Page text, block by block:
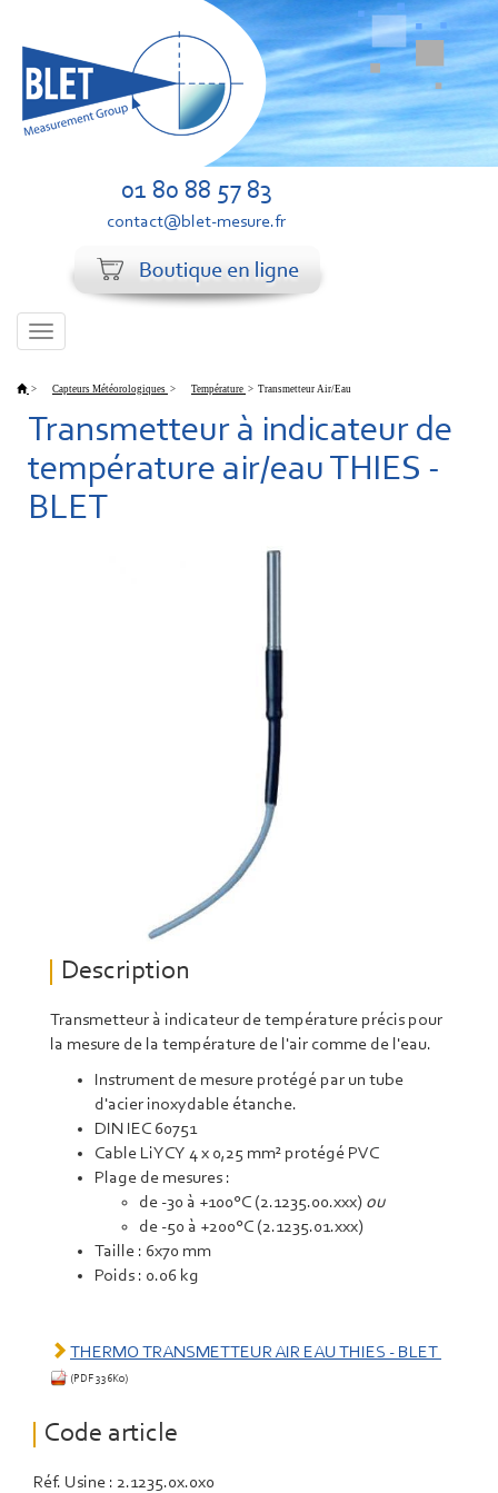
01 80 88 57 83
contact@blet-mesure.fr
Toggle
> Capteurs Météorologiques > Température > Transmetteur Air/Eau
Transmetteur à indicateur de
température air/eau THIES -
BLET
Description
Transmetteur à indicateur de température précis pour
la mesure de la température de l'air comme de l'eau.
Instrument de mesure protégé par un tube
d'acier inoxydable étanche.
DIN IEC 60751
Cable LiYCY 4 x 0,25 mm² protégé PVC
Plage de mesures :
de -30 à +100°C (2.1235.00.xxx) ou
de -50 à +200°C (2.1235.01.xxx)
Taille : 6x70 mm
Poids : 0.06 kg
THERMO TRANSMETTEUR AIR EAU THIES - BLET
(PDF 336Ko)
Code article
Réf. Usine : 2.1235.0x.0x0